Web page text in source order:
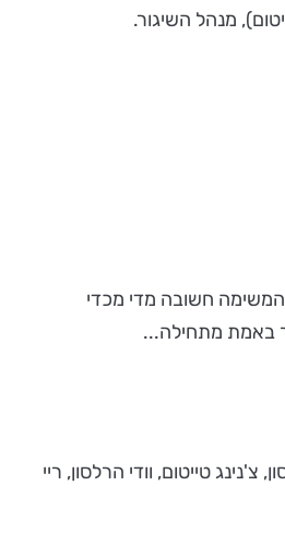
מנהל השיגור.
חשובה מדי מכדי
באמת מתחילה...
צ'נינג טייטום, וודי הרלסון, ריי